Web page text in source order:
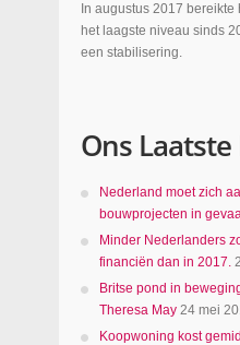
In augustus 2017
het laagste niveau sinds
een stabilisering.
Ons
Nederland moet zich
bouwprojecten in
Minder Nederlanders
financiën dan in 2017.
Britse pond in
Theresa May 24 mei
Koopwoning kost